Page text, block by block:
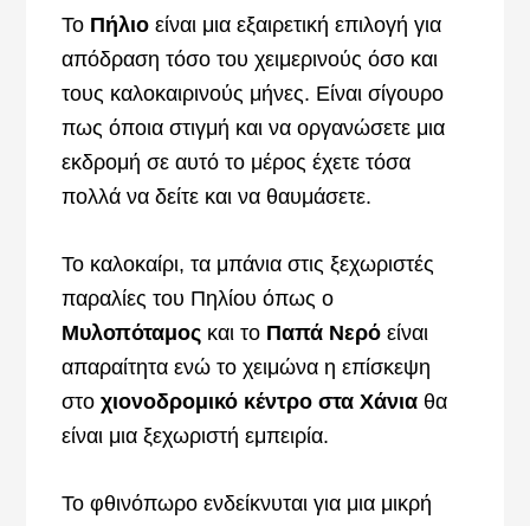
Το Πήλιο είναι μια εξαιρετική επιλογή για
απόδραση τόσο του χειμερινούς όσο και
τους καλοκαιρινούς μήνες. Είναι σίγουρο
πως όποια στιγμή και να οργανώσετε μια
εκδρομή σε αυτό το μέρος έχετε τόσα
πολλά να δείτε και να θαυμάσετε.
Το καλοκαίρι, τα μπάνια στις ξεχωριστές
παραλίες του Πηλίου όπως ο
Μυλοπόταμος και το Παπά Νερό είναι
απαραίτητα ενώ το χειμώνα η επίσκεψη
στοχιονοδρομικό κέντρο στα Χάνια θα
είναι μια ξεχωριστή εμπειρία.
Το φθινόπωρο ενδείκνυται για μια μικρή